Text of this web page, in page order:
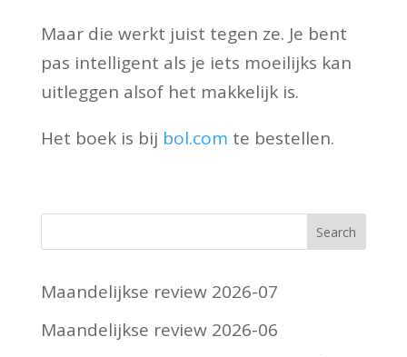
Maar die werkt juist tegen ze. Je bent
pas intelligent als je iets moeilijks kan
uitleggen alsof het makkelijk is.
Het boek is bij bol.com te bestellen.
Maandelijkse review 2026-07
Maandelijkse review 2026-06